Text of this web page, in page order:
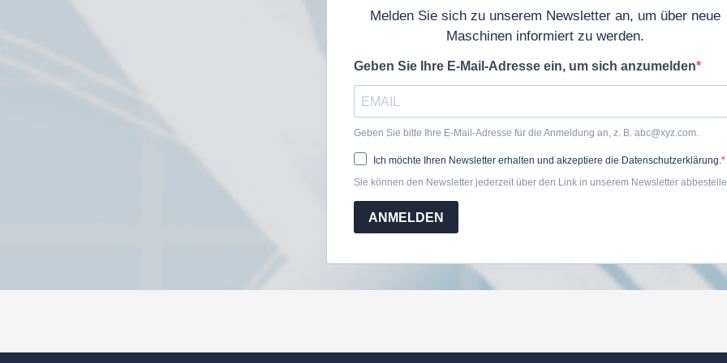
Melden Sie sich zu unserem Newsletter an, um über neue
Maschinen informiert zu werden.
Geben Sie Ihre E-Mail-Adresse ein, um sich anzumelden
Geben Sie bitte Ihre E-Mail-Adresse für die Anmeldung an, z. B. abc@xyz.com.
Ich möchte Ihren Newsletter erhalten und akzeptiere die Datenschutzerklärung.
Sie können den Newsletter jederzeit über den Link in unserem Newsletter
ANMELDEN